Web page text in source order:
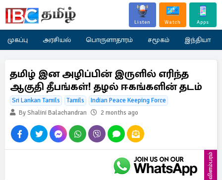
Listen Watch Apps
முகப்பு அரசியல் பொருளாதாரம் சமூகம் இந்தியா
தமிழ் இன அழிப்பின் இருளில் எரிந்த
ஆகுதி தீபங்கள்! தழல் ஈகங்களின் தடம்
Sri Lankan Tamils Tamils
Indian Peace Keeping Force
By Shalini Balachandran
2 months ago
விளம்பரம்